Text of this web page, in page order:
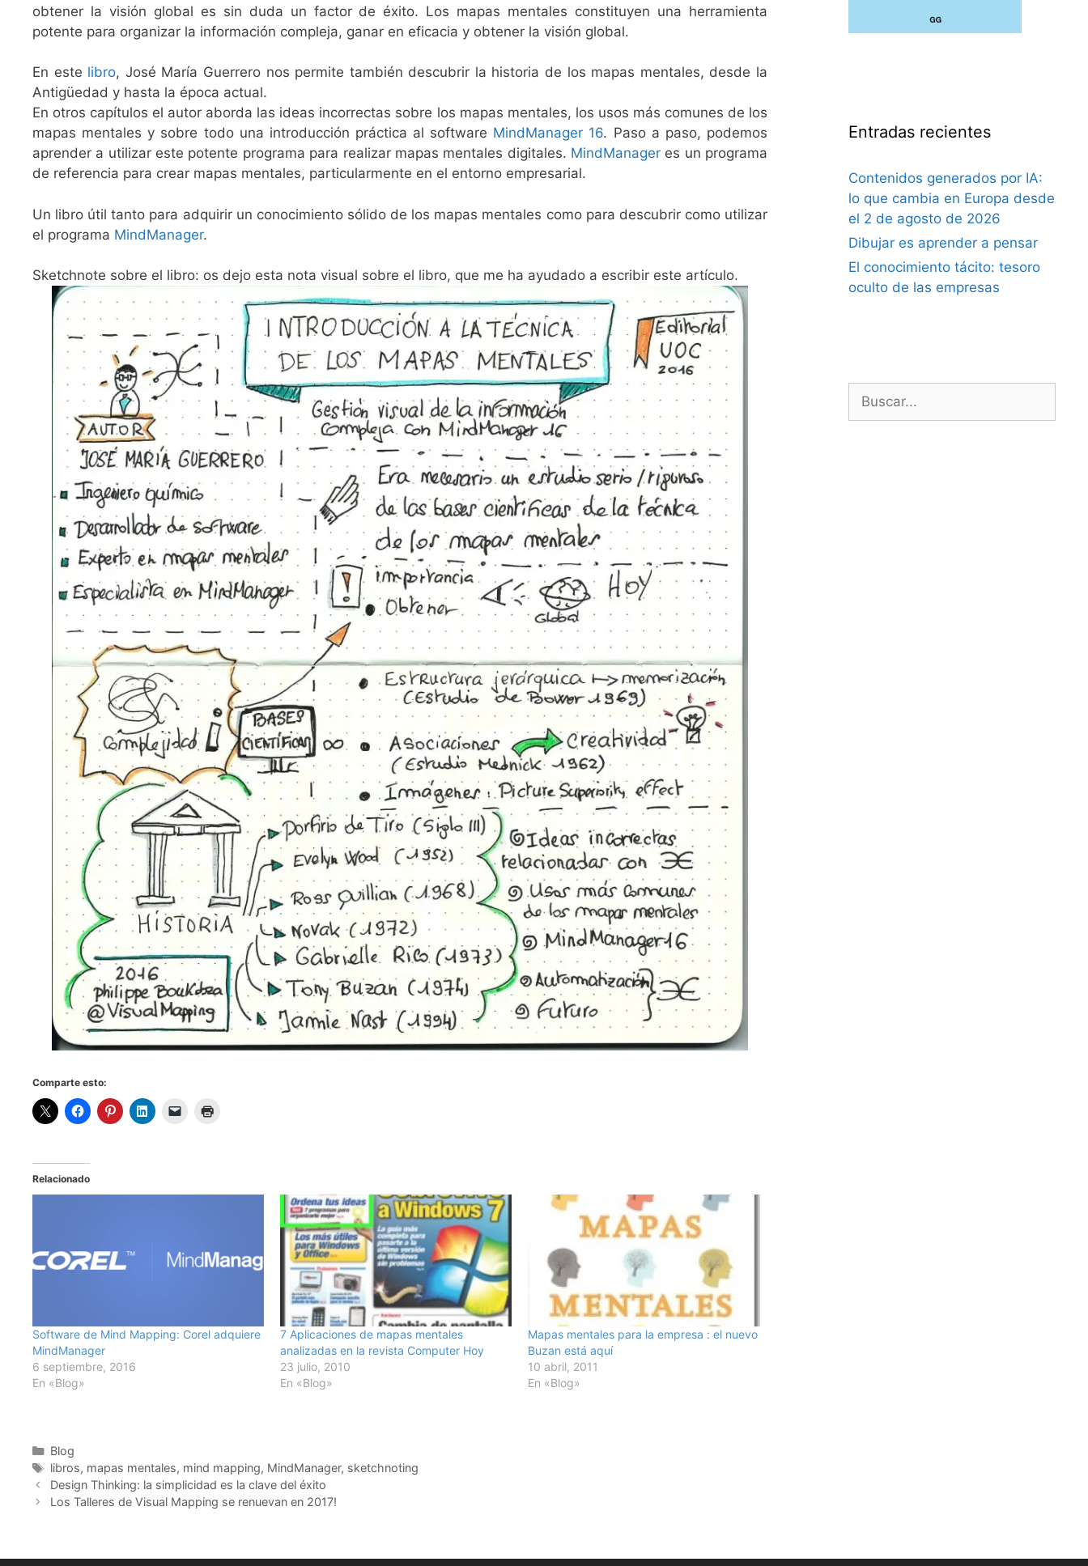
obtener la visión global es sin duda un factor de éxito. Los mapas mentales constituyen una herramienta
potente para organizar la información compleja, ganar en eficacia y obtener la visión global.
En este libro, José María Guerrero nos permite también descubrir la historia de los mapas mentales, desde la
Antigüedad y hasta la época actual.
En otros capítulos el autor aborda las ideas incorrectas sobre los mapas mentales, los usos más comunes de los
mapas mentales y sobre todo una introducción práctica al software MindManager 16. Paso a paso, podemos
aprender a utilizar este potente programa para realizar mapas mentales digitales. MindManageres un programa
de referencia para crear mapas mentales, particularmente en el entorno empresarial.
Un libro útil tanto para adquirir un conocimiento sólido de los mapas mentales como para descubrir como utilizar
el programa MindManager.
Sketchnote sobre el libro: os dejo esta nota visual sobre el libro, que me ha ayudado a escribir este artículo.
Comparte esto:
Relacionado
Software de Mind Mapping: Corel adquiere
MindManager
6 septiembre, 2016
En «Blog»
7 Aplicaciones de mapas mentales
analizadas en la revista Computer Hoy
23 julio, 2010
En «Blog»
Mapas mentales para la empresa : el nuevo
Buzan está aquí
10 abril, 2011
En «Blog»
Categorías
Blog
Etiquetas
libros, mapas mentales, mind mapping, MindManager, sketchnoting
Design Thinking: la simplicidad es la clave del éxito
Los Talleres de Visual Mapping se renuevan en 2017!
Entradas recientes
Contenidos generados por IA:
lo que cambia en Europa desde
el 2 de agosto de 2026
Dibujar es aprender a pensar
El conocimiento tácito: tesoro
oculto de las empresas